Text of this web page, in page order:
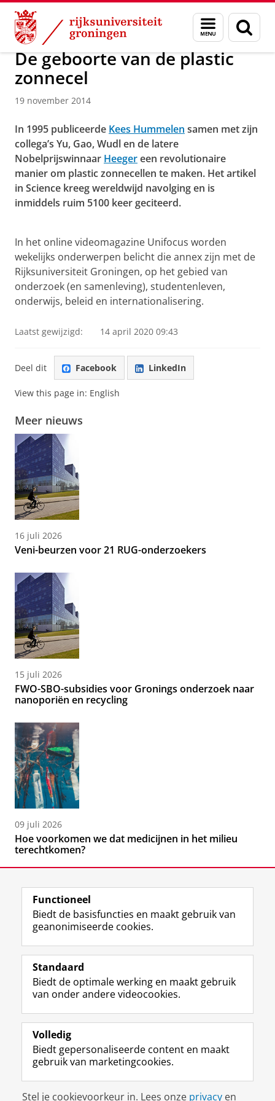
Skip
Content
Skip
Navigation
Menu
en
zoeken
Over ons
De geboorte van de plastic
zonnecel
19 november 2014
In 1995 publiceerde Kees Hummelen samen met zijn
collega’s Yu, Gao, Wudl en de latere
Nobelprijswinnaar Heegereen revolutionaire
manier om plastic zonnecellen te maken. Het artikel
in Science kreeg wereldwijd navolging en is
inmiddels ruim 5100 keer geciteerd.
In het online videomagazine Unifocus worden
wekelijks onderwerpen belicht die annex zijn met de
Rijksuniversiteit Groningen, op het gebied van
onderzoek (en samenleving), studentenleven,
onderwijs, beleid en internationalisering.
Laatst gewijzigd: 14 april 2020 09:43
Deel dit Facebook LinkedIn
View this page in: English
Meer nieuws
16 juli 2026
Veni-beurzen voor 21 RUG-onderzoekers
15 juli 2026
FWO-SBO-subsidies voor Gronings onderzoek naar
nanoporiën en recycling
09 juli 2026
Hoe voorkomen we dat medicijnen in het milieu
terechtkomen?
Volg de RUG
F
a
e
b
o
p
a
i
n
L
i
k
e
I
-
p
g
i
R
S
-
f
e
R
k
s
I
n
t
r
m
c
c
Y
o
T
e
k
a
a
Studiekiezers
Alumni
Over ons
Disclaimer & Copyright
Functioneel
Biedt de basisfuncties en maakt gebruik van
geanonimiseerde cookies.
Standaard
Biedt de optimale werking en maakt gebruik
van onder andere videocookies.
Volledig
Biedt gepersonaliseerde content en maakt
gebruik van marketingcookies.
Stel je cookievoorkeur in. Lees onze privacy en